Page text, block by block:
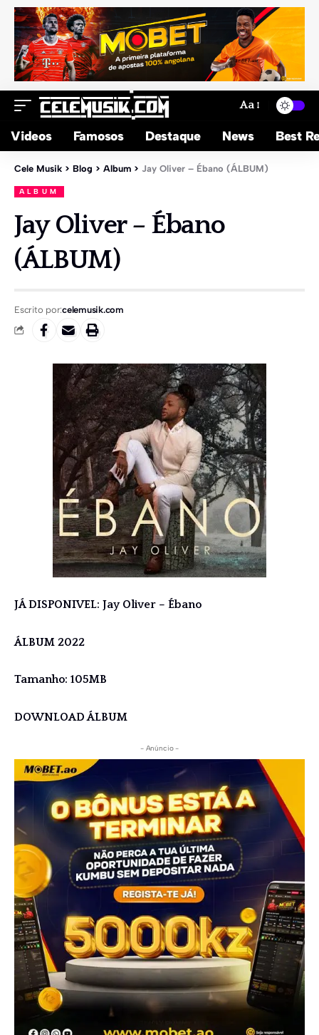
Aa
Videos Famosos Destaque News Best
Cele Musik > Blog > Album > Jay Oliver – Ébano (ÁLBUM)
ALBUM
Jay Oliver – Ébano
(ÁLBUM)
Escrito por:celemusik.com
JÁ DISPONIVEL: Jay Oliver – Ébano
ÁLBUM 2022
Tamanho: 105MB
DOWNLOAD ÁLBUM
- Anúncio -